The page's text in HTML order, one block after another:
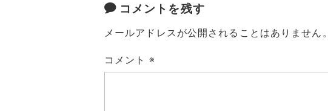
コメントを残す
メールアドレスが公開されることはありません。
コメント ※